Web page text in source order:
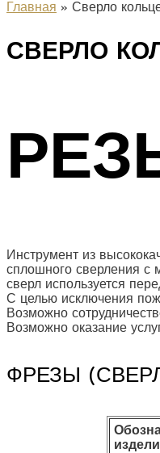
Главная Сверло
СВЕРЛО
Инструмент из
сплошного сверления с
сверл используется
С целью исключения
Возможно
Возможно оказание
ФРЕЗЫ